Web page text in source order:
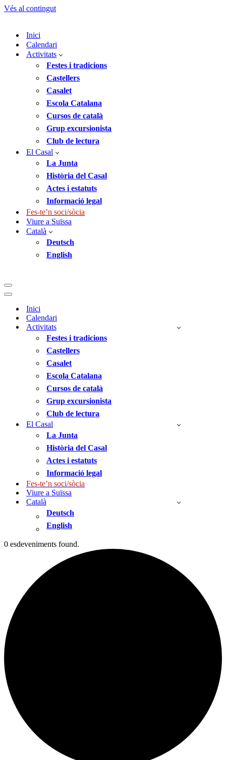
Vés al contingut
Inici
Calendari
Activitats
Festes i tradicions
Castellers
Casalet
Escola Catalana
Cursos de català
Grup excursionista
Club de lectura
El Casal
La Junta
Història del Casal
Actes i estatuts
Informació legal
Fes-te’n soci/sòcia
Viure a Suïssa
Català
Deutsch
English
Menú
de
Menú
navegació
Inici
Calendari
Activitats
Festes i tradicions
Castellers
Casalet
Escola Catalana
Cursos de català
Grup excursionista
Club de lectura
El Casal
La Junta
Història del Casal
Actes i estatuts
Informació legal
Fes-te’n soci/sòcia
Viure a Suïssa
Català
Deutsch
English
0 esdeveniments found.